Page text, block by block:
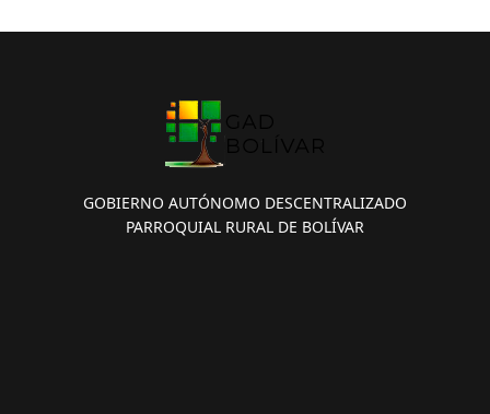
GOBIERNO AUTÓNOMO DESCENTRALIZADO
PARROQUIAL RURAL DE BOLÍVAR